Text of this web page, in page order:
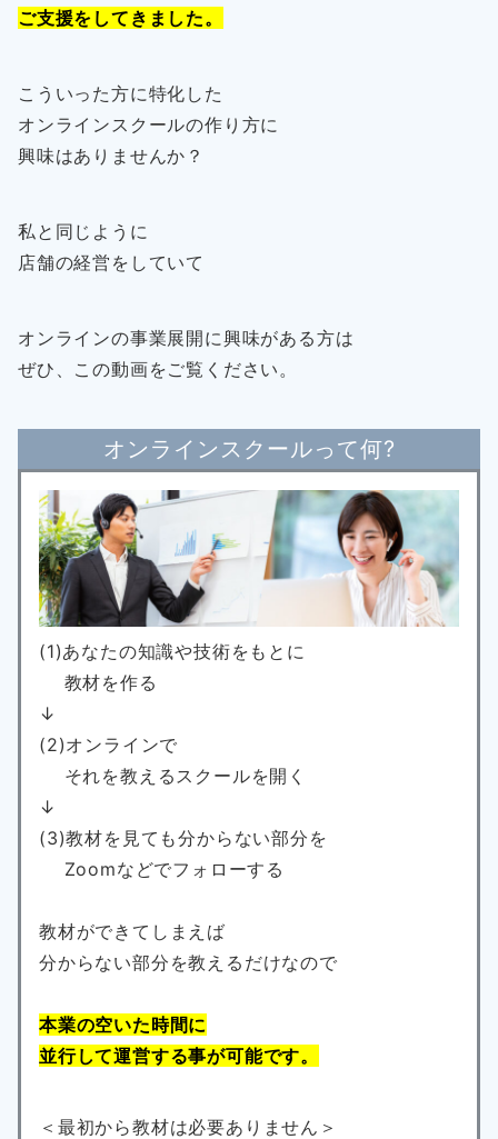
ご支援をしてきました。
こういった方に特化した
オンラインスクールの作り方に
興味はありませんか？
私と同じように
店舗の経営をしていて
オンラインの事業展開に興味がある方は
ぜひ、この動画をご覧ください。
オンラインスクールって何?
(1)あなたの知識や技術をもとに
教材を作る
↓
(2)オンラインで
それを教えるスクールを開く
↓
(3)教材を見ても分からない部分を
Zoomなどでフォローする
教材ができてしまえば
分からない部分を教えるだけなので
本業の空いた時間に
並行して運営する事が可能です。
＜最初から教材は必要ありません＞